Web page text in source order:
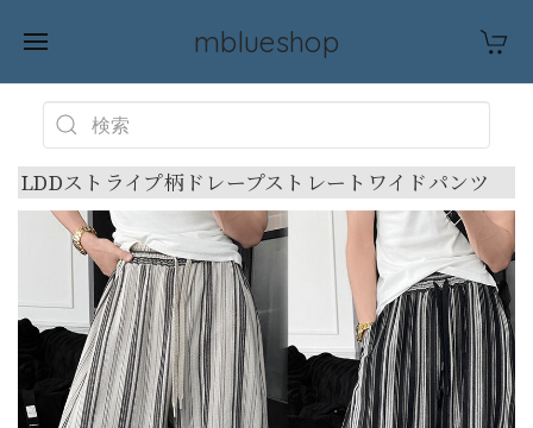
mblueshop
LDDストライプ柄ドレープストレートワイドパンツ